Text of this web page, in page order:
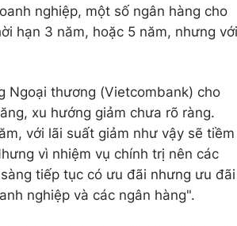
nghiệp, một số ngân hàng cho
hạn 3 năm, hoặc 5 năm, nhưng với
Ngoại thương (Vietcombank) cho
xu hướng giảm chưa rõ ràng.
với lãi suất giảm như vậy sẽ tiềm
vì nhiệm vụ chính trị nên các
tiếp tục có ưu đãi nhưng ưu đãi
nghiệp và các ngân hàng".